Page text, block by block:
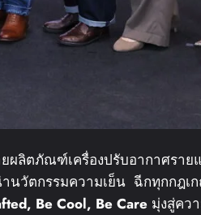
ผลิตภัณฑ์เครื่องปรับอากาศราย
นวัตกรรมความเย็น ฉีกทุกกฎ
Be Cool, Be Care มุ่งสู่คว